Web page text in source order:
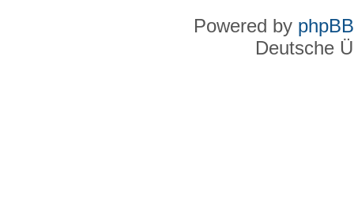
Powered by phpBB
Deutsche